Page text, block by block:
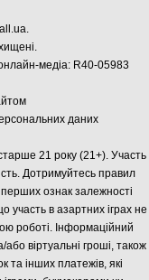
.
медіа: R40-05983
даних
21 року (21+). Участь
Дотримуйтесь правил
перших ознак залежності
участь в азартних іграх не
роботі. Інформаційний
віртуальні гроші, також
та інших платежів, які